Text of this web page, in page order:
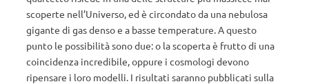
scoperte nell’Universo, ed è circondato da una nebulosa
gigante di gas denso e a basse temperature. A questo
punto le possibilità sono due: o la scoperta è frutto di una
coincidenza incredibile, oppure i cosmologi devono
ripensare i loro modelli. I risultati saranno pubblicati sulla